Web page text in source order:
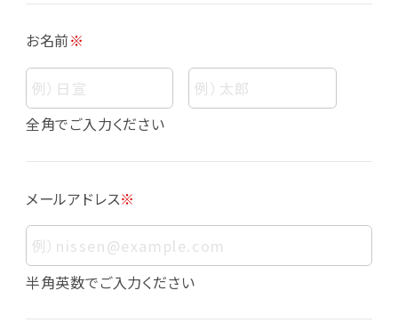
個人情報
個人情報とは、お客様個人に関する情報であっ
て、当該情報を構成する氏名、住所、電話番号、
す。また、その情報のみでは識別できない場合で
も、他の情報と容易に照合することで、結果的に
お客様個人を識別できるものも個人情報に含ま
れます。
個人情報の利用目的について
お名前※
全角でご入力ください
メールアドレス※
半角英数でご入力ください